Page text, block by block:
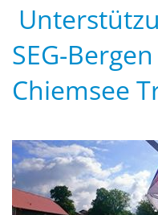
SEG-
Chiemsee